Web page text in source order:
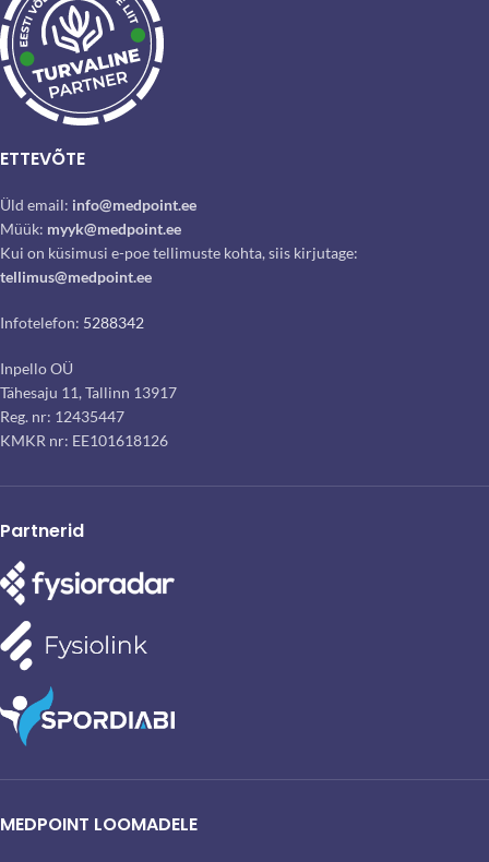
ETTEVÕTE
Üld email: info@medpoint.ee
Müük: myyk@medpoint.ee
Kui on küsimusi e-poe tellimuste kohta, siis kirjutage:
tellimus@medpoint.ee
Infotelefon: 5288342
Inpello OÜ
Tähesaju 11, Tallinn 13917
Reg. nr: 12435447
KMKR nr: EE101618126
Partnerid
MEDPOINT LOOMADELE